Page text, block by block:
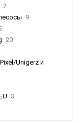
2
9
20
Unigerz и
3